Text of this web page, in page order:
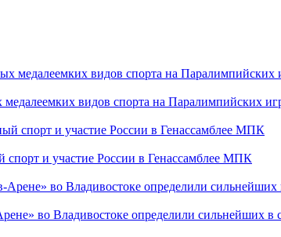
видов спорта на Паралимпийских
спорт и участие России в Генассамблее МПК
во Владивостоке определили сильнейших в